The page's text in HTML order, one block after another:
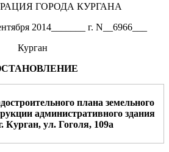
ГОРОДА КУРГАНА
2014_______ г. N__6966___
Курган
плана земельного
административного здания
Курган, ул. Гоголя, 109а